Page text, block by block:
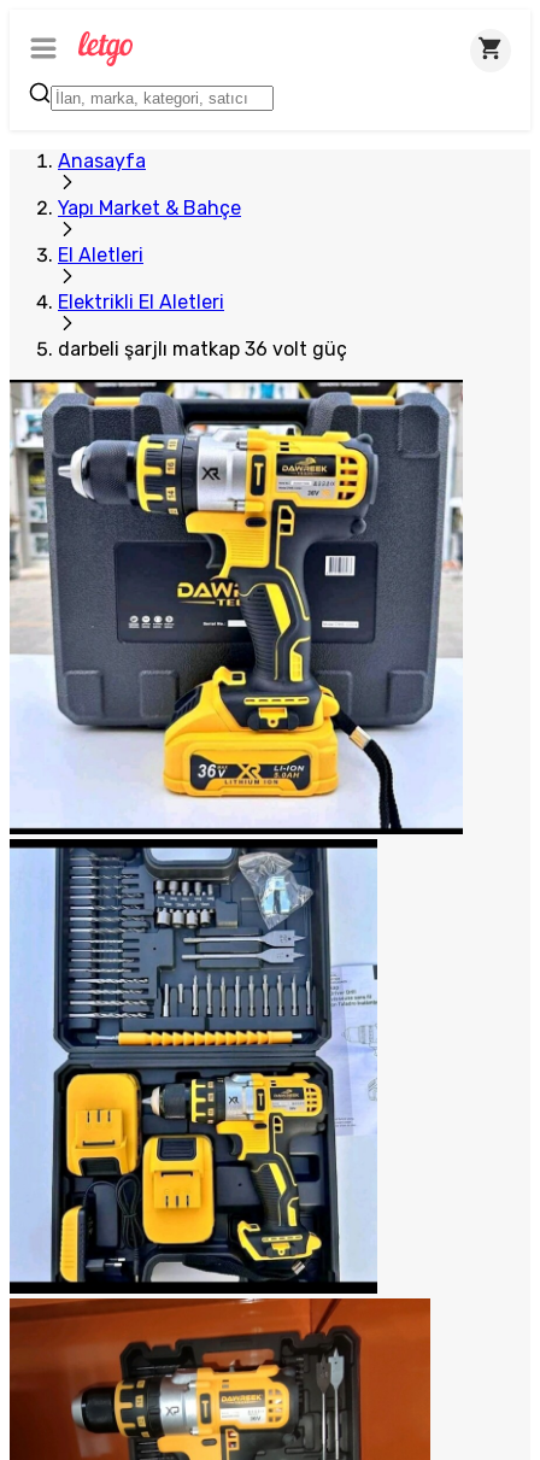
Anasayfa
Yapı Market & Bahçe
El Aletleri
Elektrikli El Aletleri
darbeli şarjlı matkap 36 volt güç